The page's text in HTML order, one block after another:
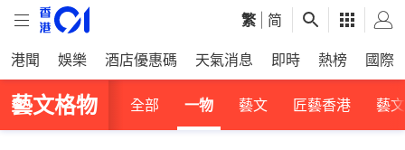
繁 简
港聞 娛樂 酒店優惠碼 天氣消息 即時 熱榜 國際
藝文格物 全部 一物 藝文 匠藝香港 藝